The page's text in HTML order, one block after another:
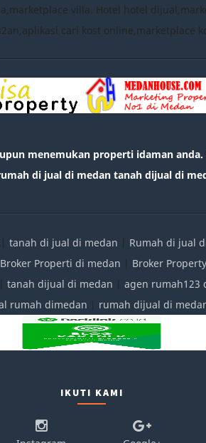
villa. Hotel hotel
cari kost online,marketplace
menemukan properti idaman
di jual di medan tanah dijual di
tanah di jual di medan Rumah di jual
Broker Properti di medan Broker
tanah dijual di medan agen rumah123
rumah dimedan rumah dijual di
IKUTI KAMI